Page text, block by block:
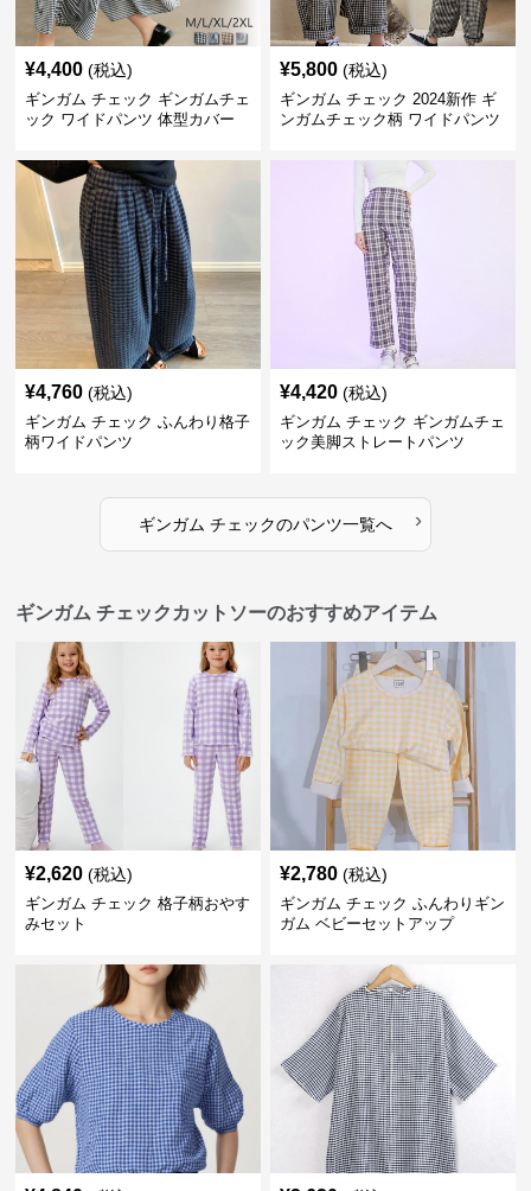
¥4,400 (税込)
ギンガム チェック ギンガムチェ
ック ワイドパンツ 体型カバー
¥5,800 (税込)
ギンガム チェック 2024新作 ギ
ンガムチェック柄 ワイドパンツ
¥4,760 (税込)
ギンガム チェック ふんわり格子
柄ワイドパンツ
¥4,420 (税込)
ギンガム チェック ギンガムチェ
ック美脚ストレートパンツ
ギンガム チェックのパンツ一覧へ ›
ギンガム チェックカットソーのおすすめアイテム
¥2,620 (税込)
ギンガム チェック 格子柄おやす
みセット
¥2,780 (税込)
ギンガム チェック ふんわりギン
ガム ベビーセットアップ